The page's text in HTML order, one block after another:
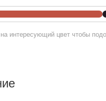
интересующий цвет чтобы